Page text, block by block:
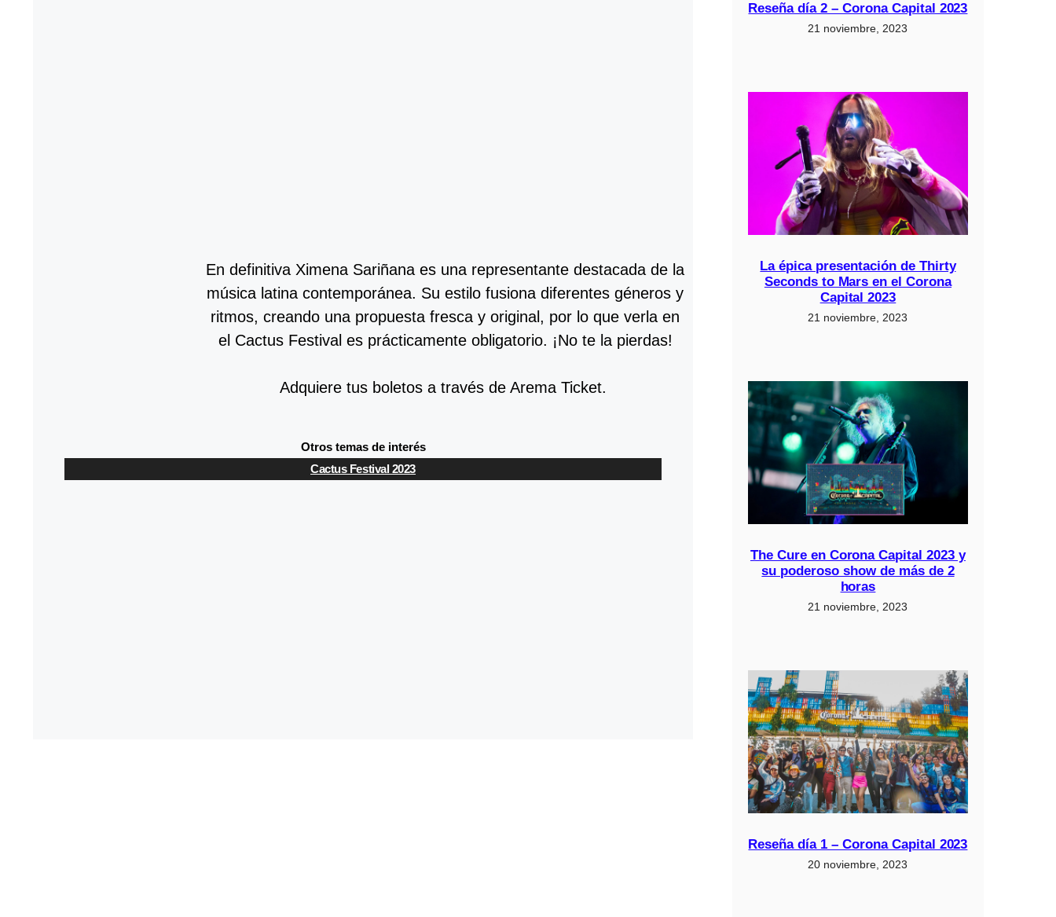
En definitiva Ximena Sariñana es una representante destacada de la
música latina contemporánea. Su estilo fusiona diferentes géneros y
ritmos, creando una propuesta fresca y original, por lo que verla en
el Cactus Festival es prácticamente obligatorio. ¡No te la pierdas!
Adquiere tus boletos a través de Arema Ticket.
Otros temas de interés
Cactus Festival 2023
Reseña día 2 – Corona Capital 2023
21 noviembre, 2023
La épica presentación de Thirty
Seconds to Mars en el Corona
Capital 2023
21 noviembre, 2023
The Cure en Corona Capital 2023 y
su poderoso show de más de 2
horas
21 noviembre, 2023
Reseña día 1 – Corona Capital 2023
20 noviembre, 2023